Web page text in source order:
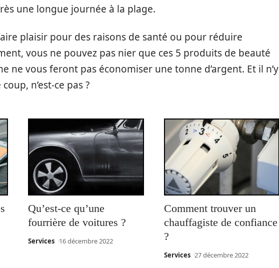
une longue journée à la plage.
plaisir pour des raisons de santé ou pour réduire
vous ne pouvez pas nier que ces 5 produits de beauté
ne vous feront pas économiser une tonne d’argent. Et il n’y
n’est-ce pas ?
Qu’est-ce qu’une
fourrière de voitures ?
Services 16 décembre 2022
Comment trouver un
chauffagiste de confiance
?
Services 27 décembre 2022